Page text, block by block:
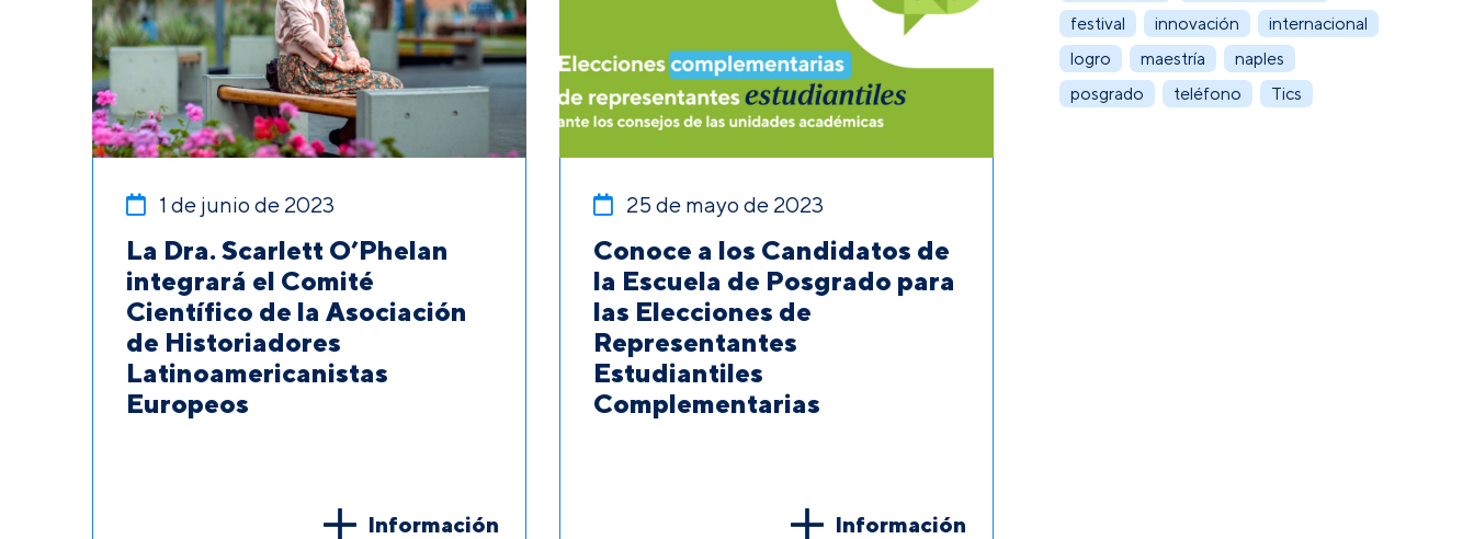
1 de junio de 2023
La Dra. Scarlett O’Phelan
integrará el Comité
Científico de la Asociación
de Historiadores
Latinoamericanistas
Europeos
Información
25 de mayo de 2023
Conoce a los Candidatos de
la Escuela de Posgrado para
las Elecciones de
Representantes
Estudiantiles
Complementarias
Información
festival
innovación
internacional
logro
maestría
naples
posgrado
teléfono Tics